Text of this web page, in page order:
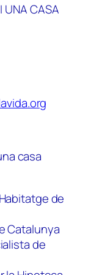
UNA CASA
casa
de
Catalunya
de